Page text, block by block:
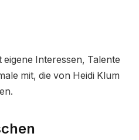
Interessen, Talente
mit, die von Heidi Klum